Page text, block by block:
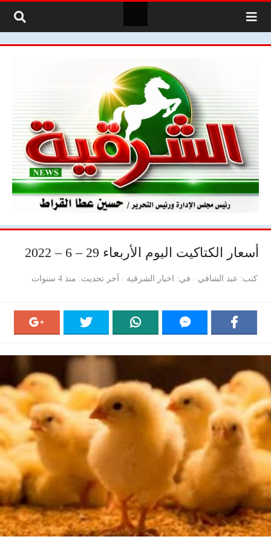
أسعار الكتاكيت اليوم الأربعاء 29 – 6 – 2022
كتب عبد الشافي في اخبار الشرقية آخر تحديث منذ 4 سنوات